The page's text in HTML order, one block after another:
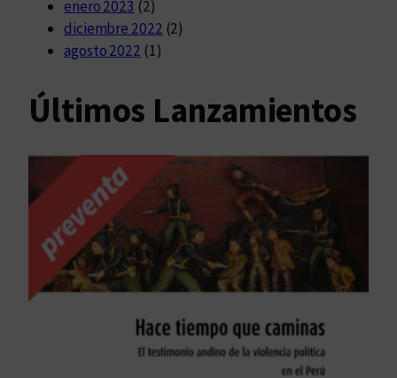
enero 2023 (2)
diciembre 2022 (2)
agosto 2022 (1)
Últimos Lanzamientos